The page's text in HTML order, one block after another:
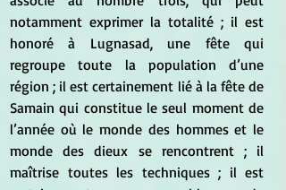
notamment exprimer la totalité ; il est
honoré à Lugnasad, une fête qui
regroupe toute la population d’une
région ; il est certainement lié à la fête de
Samain qui constitue le seul moment de
l’année où le monde des hommes et le
monde des dieux se rencontrent ; il
maîtrise toutes les techniques ; il est